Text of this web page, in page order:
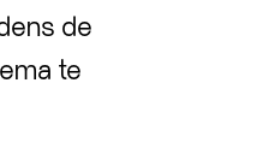
de
te